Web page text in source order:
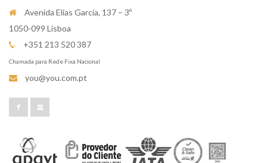
Avenida Elias Garcia, 137 – 3º
1050-099 Lisboa
+351 213 520 387
Chamada para Rede Fixa Nacional
you@you.com.pt